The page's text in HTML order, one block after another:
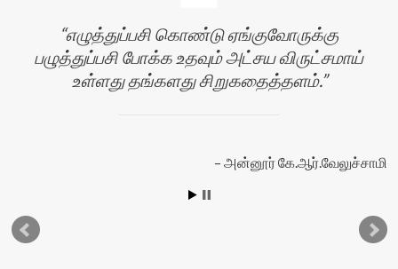
எழுத்துப்பசி கொண்டு ஏங்குவோருக்கு
பழுத்துப்பசி போக்க உதவும் அட்சய விருட்சமாய்
உள்ளது தங்களது சிறுகதைத்தளம்.
அன்னூர் கே.ஆர்.வேலுச்சாமி